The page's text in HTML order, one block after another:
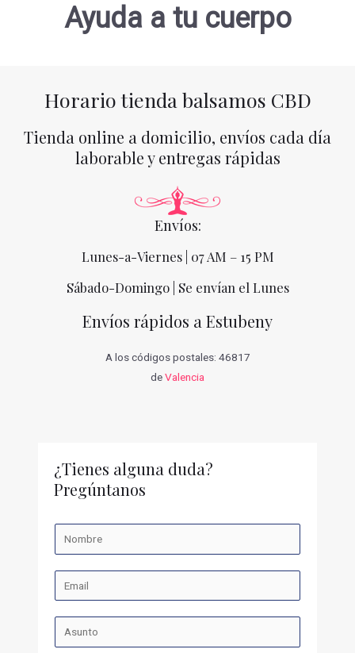
Ayuda a tu cuerpo
Horario tienda balsamos CBD
Tienda online a domicilio, envíos cada día
laborable y entregas rápidas
Envíos:
Lunes-a-Viernes | 07 AM – 15 PM
Sábado-Domingo | Se envían el Lunes
Envíos rápidos a Estubeny
A los códigos postales: 46817
deValencia
¿Tienes alguna duda?
Pregúntanos